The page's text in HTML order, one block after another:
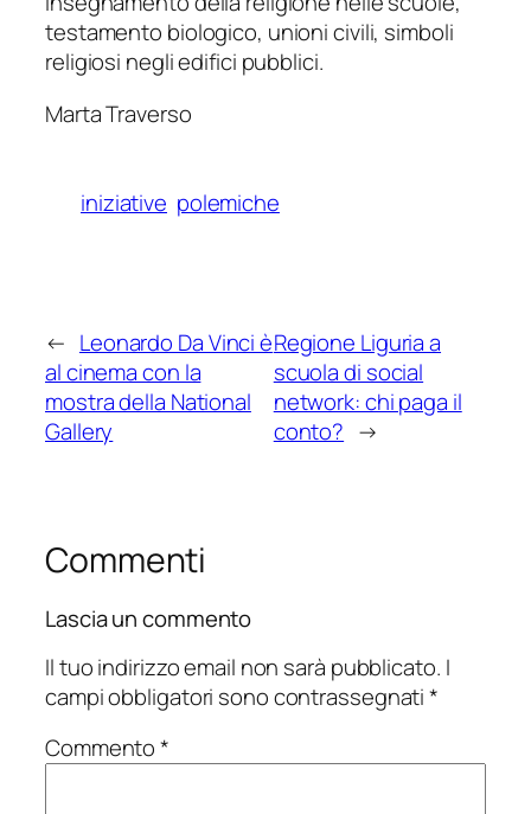
testamento biologico, unioni civili, simboli
religiosi negli edifici pubblici.
Marta Traverso
iniziative polemiche
← Leonardo Da Vinci è
al cinema con la
mostra della National
Gallery
Regione Liguria a
scuola di social
network: chi paga il
conto? →
Commenti
Lascia un commento
Il tuo indirizzo email non sarà pubblicato. I
campi obbligatori sono contrassegnati*
Commento*